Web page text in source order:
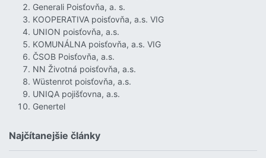
Generali Poisťovňa, a. s.
KOOPERATIVA poisťovňa, a.s. VIG
UNION poisťovňa, a.s.
KOMUNÁLNA poisťovňa, a.s. VIG
ČSOB Poisťovňa, a.s.
NN Životná poisťovňa, a.s.
Wüstenrot poisťovňa, a.s.
UNIQA pojišťovna, a.s.
Genertel
Najčítanejšie články